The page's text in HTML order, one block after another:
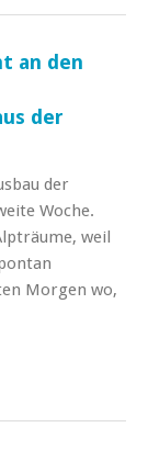
an den
der
der
Woche.
weil
Morgen wo,